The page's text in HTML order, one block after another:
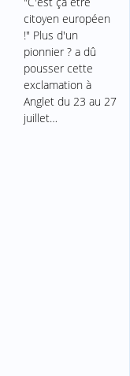
citoyen européen
!" Plus d'un
pionnier ? a dû
pousser cette
exclamation à
Anglet du 23 au 27
juillet…